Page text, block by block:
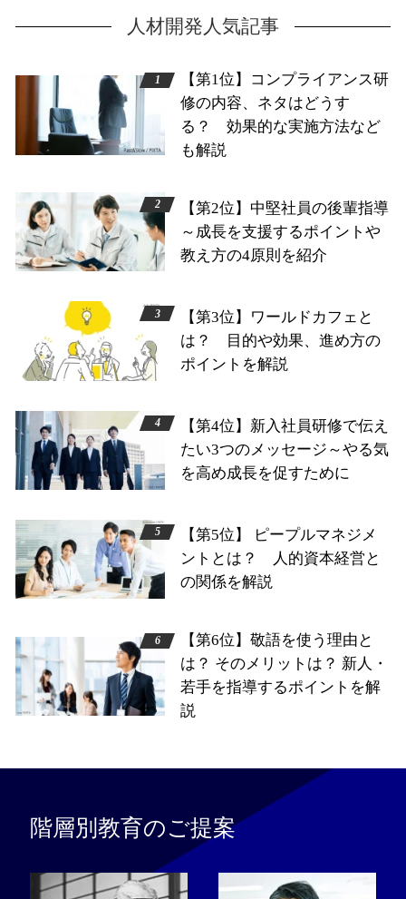
人材開発人気記事
【第1位】コンプライアンス研
修の内容、ネタはどうす
る？ 効果的な実施方法など
も解説
【第2位】中堅社員の後輩指導
～成長を支援するポイントや
教え方の4原則を紹介
【第3位】ワールドカフェと
は？ 目的や効果、進め方の
ポイントを解説
【第4位】新入社員研修で伝え
たい3つのメッセージ～やる気
を高め成長を促すために
【第5位】 ピープルマネジメ
ントとは？ 人的資本経営と
の関係を解説
【第6位】敬語を使う理由と
は？ そのメリットは？ 新人・
若手を指導するポイントを解
説
階層別教育のご提案